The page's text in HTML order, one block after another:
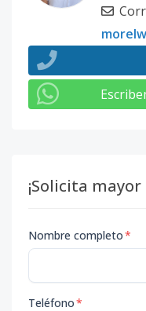
¡Solicita mayor
Nombre completo*
Teléfono*